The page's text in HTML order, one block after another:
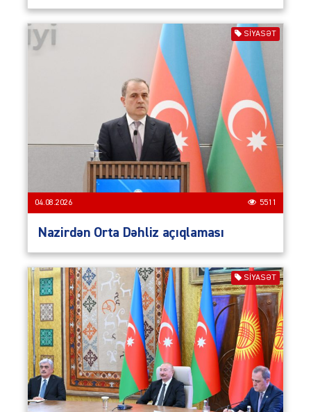
SIYASƏT
04.08.2026 5511
Nazirdən Orta Dəhliz açıqlaması
SIYASƏT